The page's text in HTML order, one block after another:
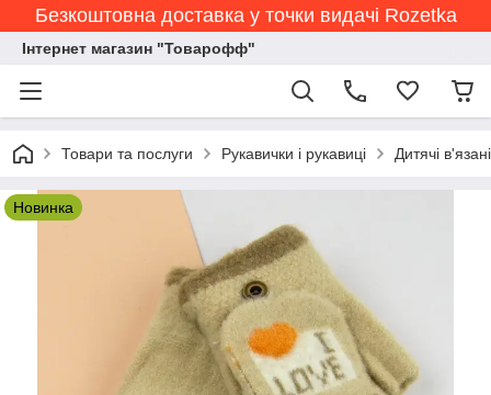
Безкоштовна доставка у точки видачі Rozetka
Інтернет магазин "Товарофф"
Товари та послуги Рукавички і рукавиці Дитячі
Новинка